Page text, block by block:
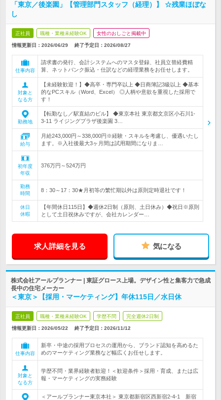
「東京／後楽園」【管理部門スタッフ（経理）】 ☆残業ほぼな
し
正社員 職種・業種未経験OK 女性のおしごと掲載中
情報更新日：2026/06/29 終了予定日： 2026/08/27
仕事内容
請求書の発行、会計システムへのマスタ登録、社員立替経費精
算、ネットバンク振込・仕訳などの経理業務をお任せします。
対象と
なる方
【未経験歓迎！】◆高卒・専門卒以上 ◆日商簿記3級以上 ◆基本
的なPCスキル（Word、Excel） ◎人柄や意欲を重視した採用で
す！
勤務地
【転勤なし／駅直結のビル】 ◆東京本社 東京都文京区小石川1-
3-11 ライジングプラザ後楽園 3…
給与
月給243,000円～338,000円※経験・スキルを考慮し、優遇いたし
ます。※入社後最大3ヶ月間は試用期間になりま…
初年度
年収
376万円～524万円
勤務
時間
8：30～17：30★月初等の繁忙期以外は原則定時退社です！
休日
休暇
【年間休日115日】◆週休2日制（原則、土日休み）◆祝日※原則
として土日祝休みですが、会社カレンダー…
求人詳細を見る 気になる
株式会社アールプランナー | 東証グロース上場。デザイン性と集客力で急成
長中の住宅メーカー
＜東京＞【採用・マーケティング】年休115日／水日休
正社員 職種・業種未経験OK 学歴不問 完全週休2日制
情報更新日：2026/05/22 終了予定日： 2026/11/12
仕事内容
新卒・中途の採用プロセスの運用から、ブランド認知を高めるた
めのマーケティング業務など幅広くお任せします。
対象と
なる方
学歴不問・業界経験者歓迎！＜歓迎条件＞採用・育成、または広
報・マーケティングの実務経験
＜アールプランナー東京本社＞ 東京都新宿区西新宿2-4-1 新宿